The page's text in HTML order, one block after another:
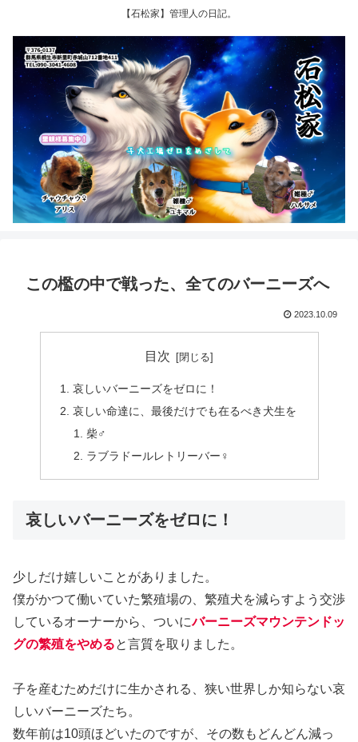
【石松家】管理人の日記。
この檻の中で戦った、全てのバーニーズへ
2023.10.09
目次
哀しいバーニーズをゼロに！
哀しい命達に、最後だけでも在るべき犬生を
柴♂
ラブラドールレトリーバー♀
哀しいバーニーズをゼロに！
少しだけ嬉しいことがありました。
僕がかつて働いていた繁殖場の、繁殖犬を減らすよう交渉
しているオーナーから、ついにバーニーズマウンテンドッ
グの繁殖をやめると言質を取りました。
子を産むためだけに生かされる、狭い世界しか知らない哀
しいバーニーズたち。
数年前は10頭ほどいたのですが、その数もどんどん減っ